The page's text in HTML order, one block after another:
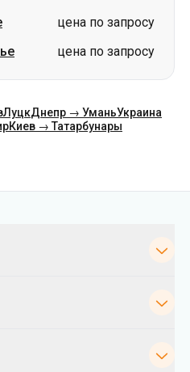
цена по запросу
цена по запросу
ЛуцкДнепр → УманьУкраина
Киев → Татарбунары